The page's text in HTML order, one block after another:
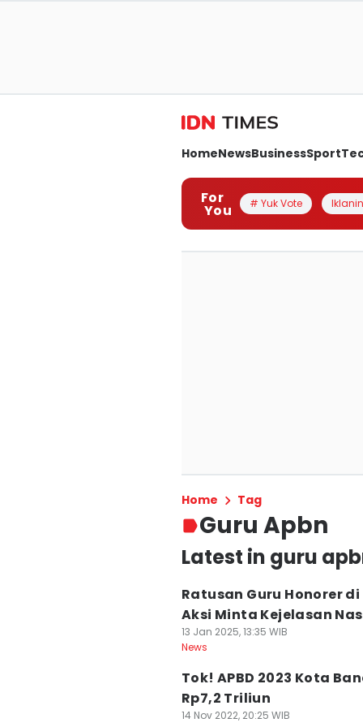
HomeNewsBusinessSport
For
You # Yuk Vote
Home Tag
Guru Apbn
Latest in guru
Ratusan Guru Honorer
Aksi Minta Kejelasan
13 Jan 2025, 13:35 WIB
News
Tok! APBD 2023 Kota
Rp7,2 Triliun
14 Nov 2022, 20:25 WIB